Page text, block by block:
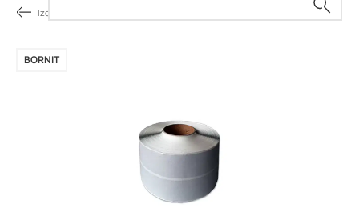
Izolacja fundamentów
BORNIT